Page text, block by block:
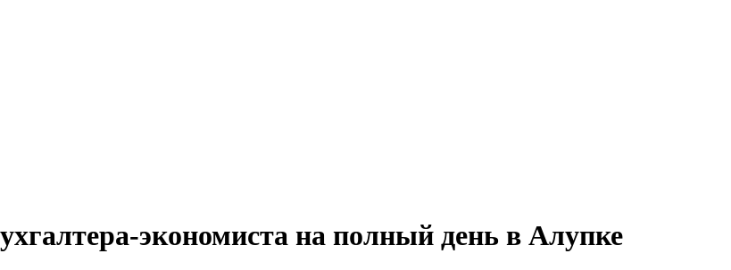
экономиста на полный день в Алупке